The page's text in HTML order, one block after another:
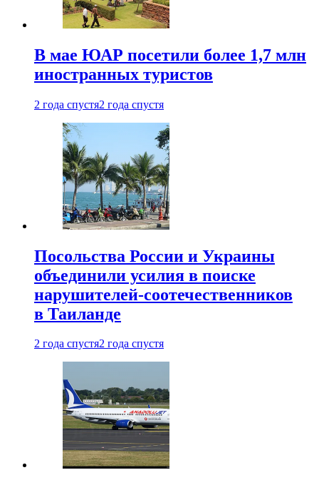
В мае ЮАР посетили более 1,7 млн
иностранных туристов
2 года спустя2 года спустя
Посольства России и Украины
объединили усилия в поиске
нарушителей-соотечественников
в Таиланде
2 года спустя2 года спустя